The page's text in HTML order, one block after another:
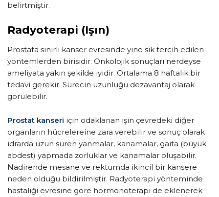
belirtmiştir.
Radyoterapi (Işın)
Prostata sınırlı kanser evresinde yine sık tercih edilen
yöntemlerden birisidir. Onkolojik sonuçları nerdeyse
ameliyata yakın şekilde iyidir. Ortalama 8 haftalık bir
tedavi gerekir. Sürecin uzunluğu dezavantaj olarak
görülebilir.
Prostat kanseri için odaklanan ışın çevredeki diğer
organların hücrelereine zara verebilir ve sonuç olarak
idrarda uzun süren yanmalar, kanamalar, gaita (büyük
abdest) yapmada zorluklar ve kanamalar oluşabilir.
Nadirende mesane ve rektumda ikincil bir kansere
neden olduğu bildirilmiştir. Radyoterapi yönteminde
hastalığı evresine göre hormonoterapi de eklenerek